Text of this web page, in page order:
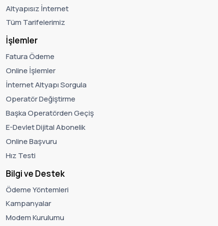
Altyapısız İnternet
Tüm Tarifelerimiz
İşlemler
Fatura Ödeme
Online İşlemler
İnternet Altyapı Sorgula
Operatör Değiştirme
Başka Operatörden Geçiş
E-Devlet Dijital Abonelik
Online Başvuru
Hız Testi
Bilgi ve Destek
Ödeme Yöntemleri
Kampanyalar
Modem Kurulumu